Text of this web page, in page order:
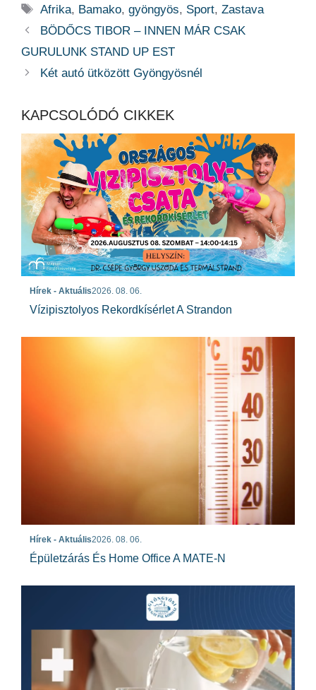
Címkék
Afrika, Bamako,gyöngyös, Sport,Zastava
BÖDŐCS TIBOR – INNEN MÁR CSAK
GURULUNK STAND UP EST
Két autó ütközött Gyöngyösnél
KAPCSOLÓDÓ CIKKEK
Hírek - Aktuális2026. 08. 06.
Vízipisztolyos Rekordkísérlet A Strandon
Hírek - Aktuális2026. 08. 06.
Épületzárás És Home Office A MATE-N